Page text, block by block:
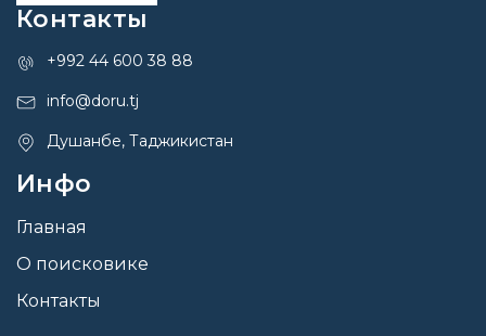
Контакты
+992 44 600 38 88
info@doru.tj
Душанбе, Таджикистан
Инфо
Главная
О поисковике
Контакты